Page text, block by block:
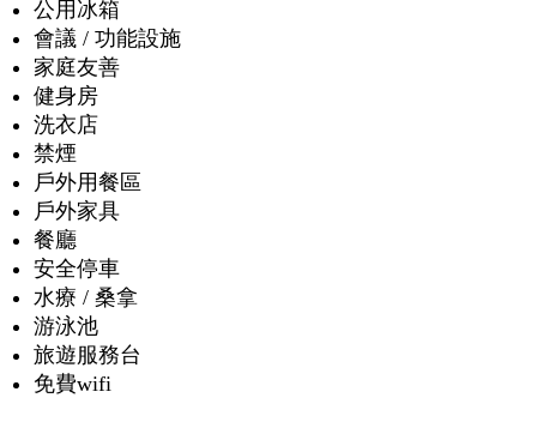
公用冰箱
會議 / 功能設施
家庭友善
健身房
洗衣店
禁煙
戶外用餐區
戶外家具
餐廳
安全停車
水療 / 桑拿
游泳池
旅遊服務台
免費wifi